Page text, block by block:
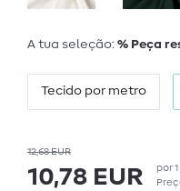
A tua seleção: % Peça
Tecido por metro
12,68 EUR
10,78 EUR por1